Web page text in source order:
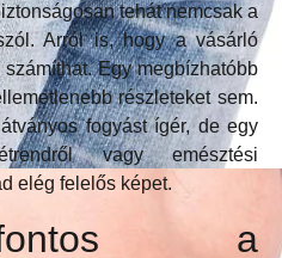
tehát nemcsak a
Arról is, hogy a vásárló
Egy megbízhatóbb
részleteket sem.
fogyást ígér, de egy
vagy emésztési
elég felelős képet.
a